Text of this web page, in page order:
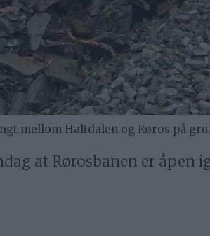
mellom Haltdalen og Røros på
at Rørosbanen er åpen